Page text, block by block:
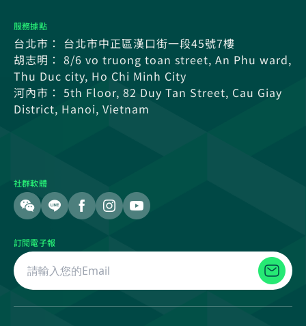
服務據點
台北市： 台北市中正區漢口街一段45號7樓
胡志明： 8/6 vo truong toan street, An Phu ward,
Thu Duc city, Ho Chi Minh City
河內市： 5th Floor, 82 Duy Tan Street, Cau Giay
District, Hanoi, Vietnam
社群軟體
訂閱電子報